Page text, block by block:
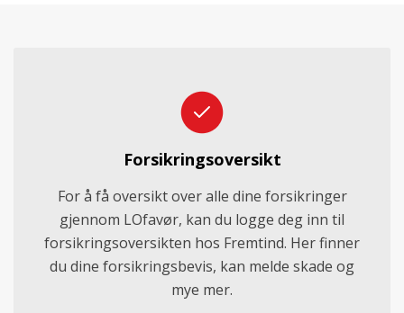
Forsikringsoversikt
For å få oversikt over alle dine forsikringer
gjennom LOfavør, kan du logge deg inn til
forsikringsoversikten hos Fremtind. Her finner
du dine forsikringsbevis, kan melde skade og
mye mer.